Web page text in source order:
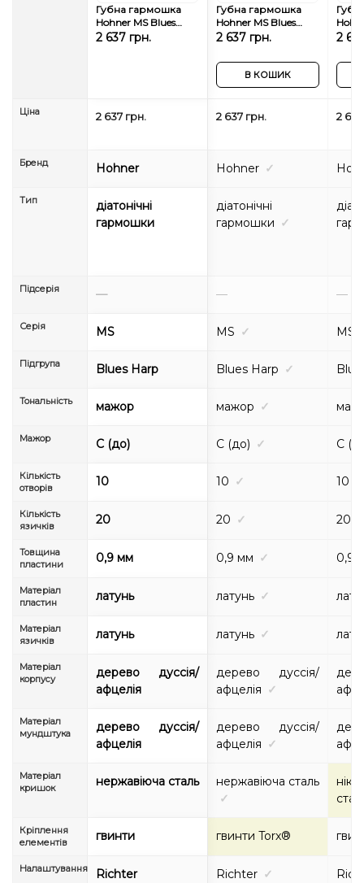
Губна гармошка
Hohner MS Blues
Harp M533016 C-
2 637 грн.
Губна гармошка
Hohner MS Blues
Harp M533016P C-
2 637 грн.
В КОШИК
Harp
2
Ціна 2 637 грн. 2 637 грн. 2
Бренд Hohner Hohner ✓
Тип
діатонічні
гармошки
діатонічні
гармошки ✓
Підсерія — — —
Серія MS MS ✓ MS
Підгрупа Blues Harp Blues Harp ✓
Тональність мажор мажор ✓
Мажор C (до) C (до) ✓ C
Кількість
отворів
10 10 ✓ 10
Кількість
язичків
20 20 ✓ 20
Товщина
пластини
0,9 мм 0,9 мм ✓ 0,9
Матеріал
пластин
латунь латунь ✓
Матеріал
язичків
латунь латунь ✓
Матеріал
корпусу
дерево дуссія/
афцелія
дерево дуссія/
афцелія ✓
Матеріал
мундштука
дерево дуссія/
афцелія
дерево дуссія/
афцелія ✓
Матеріал
кришок
нержавіюча сталь
нержавіюча сталь
✓
Кріплення
елементів
гвинти гвинти Torx®
Налаштування Richter Richter ✓